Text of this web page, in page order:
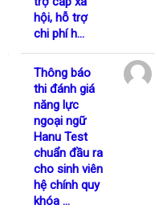
hội, hỗ trợ
chi phí h...
Thông báo
thi đánh giá
năng lực
ngoại ngữ
Hanu Test
chuẩn đầu ra
cho sinh viên
hệ chính quy
khóa ...